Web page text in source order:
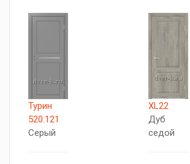
Турин
520.121
Серый
XL22
Дуб
седой